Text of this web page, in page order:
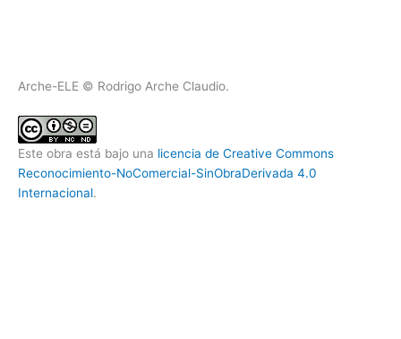
Arche-ELE © Rodrigo Arche Claudio.
Este obra está bajo una licencia de Creative Commons
Reconocimiento-NoComercial-SinObraDerivada 4.0
Internacional.